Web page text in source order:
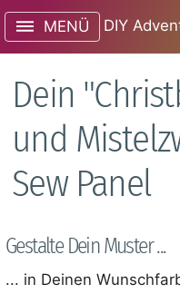
MENÜ DIY
Dein
und
Sew Panel
Gestalte Dein Muster ...
... in Deinen